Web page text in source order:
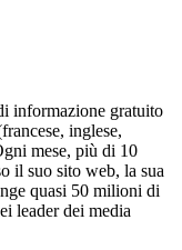
informazione gratuito
inglese,
mese, più di 10
il suo sito web, la sua
quasi 50 milioni di
leader dei media